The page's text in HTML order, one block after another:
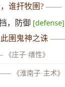
谁扞牧圉? ——
，防御 [defense]
圉鬼神之诛
《庄子·缮性》
《淮南子·主术》